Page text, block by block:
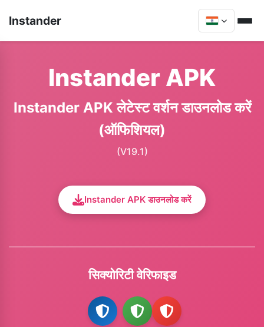
Instander
Instander APK
Instander APK लेटेस्ट वर्शन डाउनलोड करें
(ऑफिशियल)
(V19.1)
Instander APK डाउनलोड करें
सिक्योरिटी वेरिफाइड